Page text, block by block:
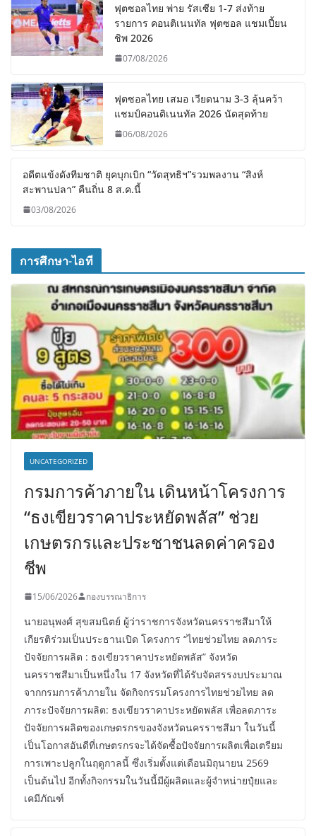
ฟุตซอลไทย พ่าย รัสเซีย 1-7 ส่งท้าย
รายการ คอนติเนนทัล ฟุตซอล แชมเปี้ยน
ชิพ 2026
07/08/2026
ฟุตซอลไทย เสมอ เวียดนาม 3-3 ลุ้นคว้า
แชมป์คอนติเนนทัล 2026 นัดสุดท้าย
06/08/2026
อดีตแข้งดังทีมชาติ ยุคบุกเบิก “วัดสุทธิฯ”รวมพลงาน “สิงห์
สะพานปลา” คืนถิ่น 8 ส.ค.นี้
03/08/2026
การศึกษา-ไอที
UNCATEGORIZED
กรมการค้าภายใน เดินหน้าโครงการ
“ธงเขียวราคาประหยัดพลัส” ช่วย
เกษตรกรและประชาชนลดค่าครอง
ชีพ
15/06/2026 กองบรรณาธิการ
นายอนุพงศ์ สุขสมนิตย์ ผู้ว่าราชการจังหวัดนครราชสีมาให้
เกียรติร่วมเป็นประธานเปิด โครงการ “ไทยช่วยไทย ลดภาระ
ปัจจัยการผลิต : ธงเขียวราคาประหยัดพลัส” จังหวัด
นครราชสีมาเป็นหนึ่งใน 17 จังหวัดที่ได้รับจัดสรรงบประมาณ
จากกรมการค้าภายใน จัดกิจกรรมโครงการไทยช่วยไทย ลด
ภาระปัจจัยการผลิต: ธงเขียวราคาประหยัดพลัส เพื่อลดภาระ
ปัจจัยการผลิตของเกษตรกรของจังหวัดนครราชสีมา ในวันนี้
เป็นโอกาสอันดีที่เกษตรกรจะได้จัดซื้อปัจจัยการผลิตเพื่อเตรียม
การเพาะปลูกในฤดูกาลนี้ ซึ่งเริ่มตั้งแต่เดือนมิถุนายน 2569
เป็นต้นไป อีกทั้งกิจกรรมในวันนี้มีผู้ผลิตและผู้จำหน่ายปุ๋ยและ
เคมีภัณฑ์